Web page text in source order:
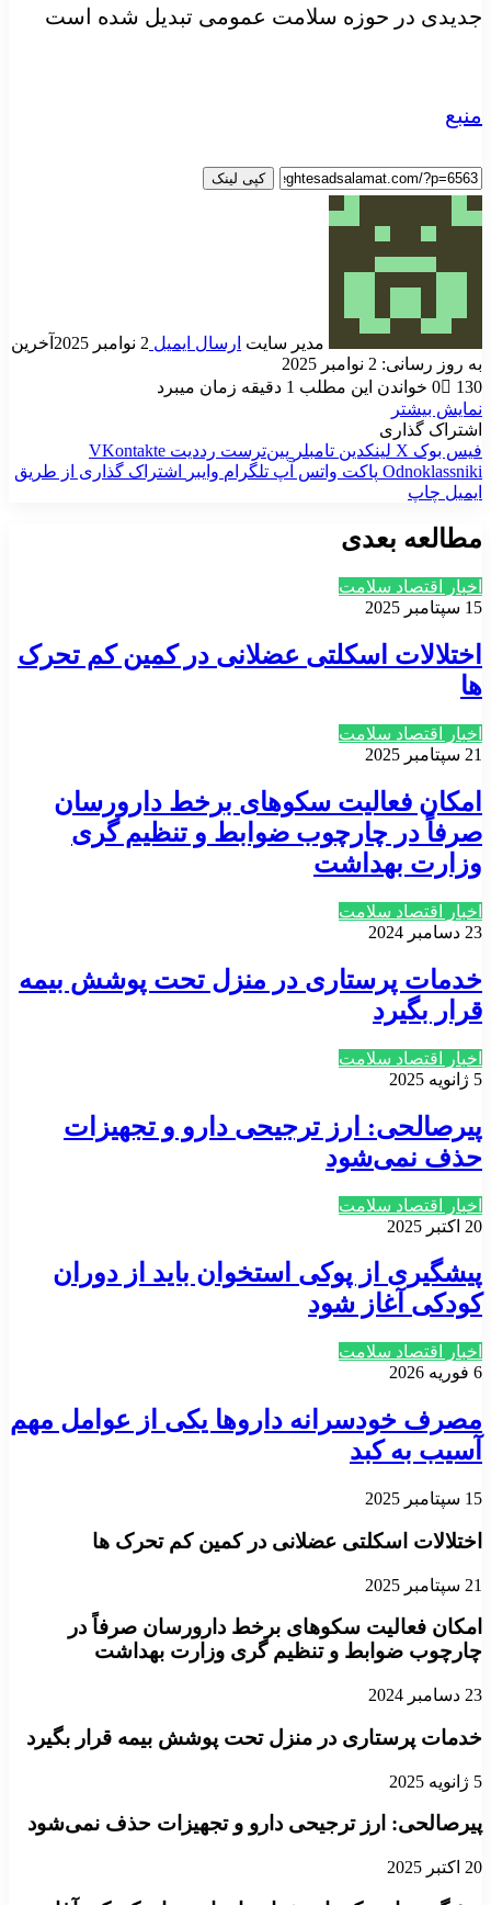
جدیدی در حوزه سلامت عمومی تبدیل شده است
منبع
کپی لینک
مدیر سایت ارسال ایمیل 2 نوامبر 2025
آخرین
به روز رسانی: 2 نوامبر 2025
0
130
خواندن این مطلب 1 دقیقه زمان میبرد
نمایش بیشتر
اشتراک گذاری
فیس بوک X لینکدین ‫تامبلر ‫پین‌ترست ‫رددیت ‫VKontakte
‫Odnoklassniki پاکت واتس آپ تلگرام وایبر
اشتراک گذاری از طریق
ایمیل چاپ
مطالعه بعدی
اخبار اقتصاد سلامت
15 سپتامبر 2025
اختلالات اسکلتی عضلانی در کمین کم تحرک
ها
اخبار اقتصاد سلامت
21 سپتامبر 2025
امکان فعالیت سکوهای برخط دارورسان
صرفاً در چارچوب ضوابط و تنظیم گری
وزارت بهداشت
اخبار اقتصاد سلامت
23 دسامبر 2024
خدمات پرستاری در منزل تحت پوشش بیمه
قرار بگیرد
اخبار اقتصاد سلامت
5 ژانویه 2025
پیرصالحی: ارز ترجیحی دارو و تجهیزات
حذف نمی‌شود
اخبار اقتصاد سلامت
20 اکتبر 2025
پیشگیری از پوکی استخوان باید از دوران
کودکی آغاز شود
اخبار اقتصاد سلامت
6 فوریه 2026
مصرف خودسرانه داروها یکی از عوامل مهم
آسیب به کبد
15 سپتامبر 2025
اختلالات اسکلتی عضلانی در کمین کم تحرک ها
21 سپتامبر 2025
امکان فعالیت سکوهای برخط دارورسان صرفاً در
چارچوب ضوابط و تنظیم گری وزارت بهداشت
23 دسامبر 2024
خدمات پرستاری در منزل تحت پوشش بیمه قرار بگیرد
5 ژانویه 2025
پیرصالحی: ارز ترجیحی دارو و تجهیزات حذف نمی‌شود
20 اکتبر 2025